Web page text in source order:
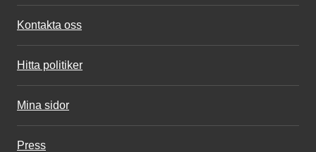
Kontakta oss
Hitta politiker
Mina sidor
Press